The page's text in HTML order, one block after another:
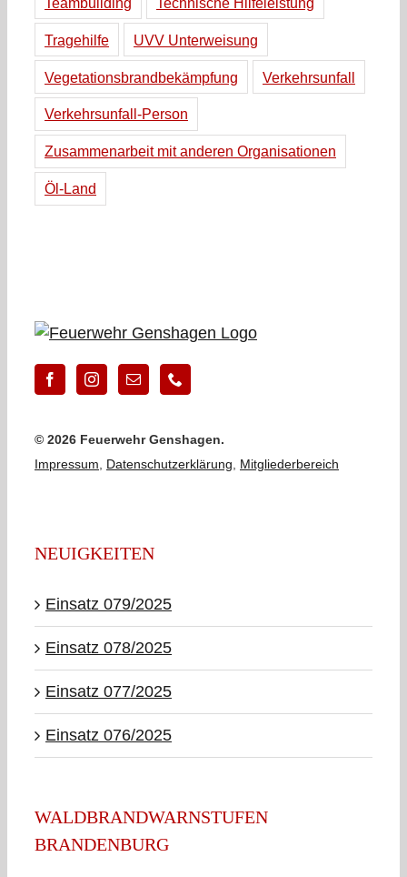
Tragehilfe UVV Unterweisung
Vegetationsbrandbekämpfung Verkehrsunfall
Verkehrsunfall-Person
Zusammenarbeit mit anderen Organisationen
Öl-Land
© 2026 Feuerwehr Genshagen.
Impressum
Datenschutzerklärung Mitgliederbereich
NEUIGKEITEN
Einsatz 079/2025
Einsatz 078/2025
Einsatz 077/2025
Einsatz 076/2025
WALDBRANDWARNSTUFEN
BRANDENBURG